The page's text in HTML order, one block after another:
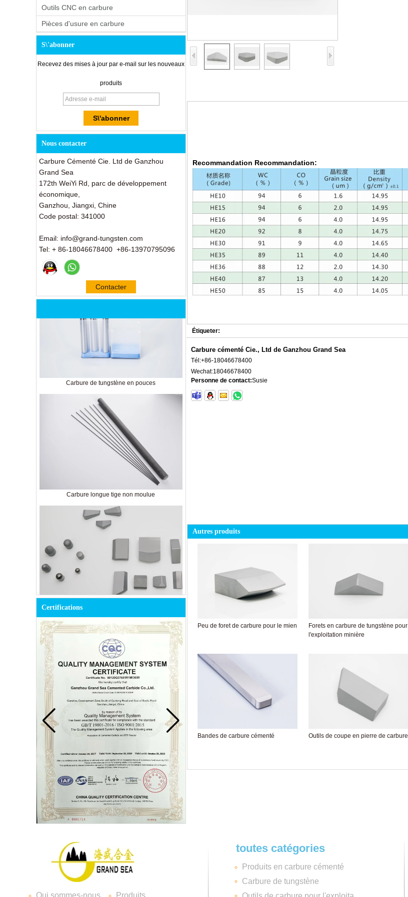
Outils CNC en carbure
Pièces d'usure en carbure
S\'abonner
Recevez des mises à jour par e-mail sur les nouveaux
produits
Nous contacter
Carbure Cémenté Cie. Ltd de Ganzhou
Grand Sea
172th WeiYi Rd, parc de développement
économique,
Ganzhou, Jiangxi, Chine
Code postal: 341000
Email: info@grand-tungsten.com
Tel: + 86-18046678400 +86-13970795096
Contacter
maintenant
Carbure longue tige non moulue
Bouton en carbure cémenté pour l'exploitation
Lame de carbure
Embouts en carbure
Certifications
Recommandation Recommandation:
Étiqueter:
Carbure cémenté Cie., Ltd de Ganzhou Grand Sea
Tél:+86-18046678400
Wechat:18046678400
Personne de contact:Susie
Autres produits
Peu de foret de carbure pour le mien
Forets en carbure de tungstène pour
l'exploitation minière
Bandes de carbure cémenté Outils de coupe en pierre de carbure
toutes catégories
Produits en carbure cémenté
Carbure de tungstène